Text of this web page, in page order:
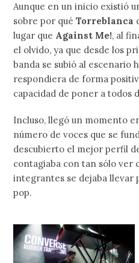
Aunque en un inicio existió
sobre por quéTorreblanca
lugar que Against Me!, al
el olvido, ya que desde los
banda se subió al escenario
respondiera de forma
capacidad de poner a todos
Incluso, llegó un momento
número de voces que se
descubierto el mejor perfil
contagiaba con tan sólo ver
integrantes se dejaba llevar
pop.